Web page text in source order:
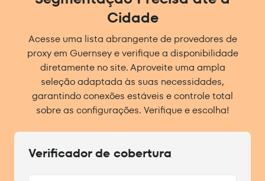
Cidade
Acesse uma lista abrangente de provedores de
proxy em Guernsey e verifique a disponibilidade
diretamente no site. Aproveite uma ampla
seleção adaptada às suas necessidades,
garantindo conexões estáveis e controle total
sobre as configurações. Verifique e escolha!
Verificador de cobertura